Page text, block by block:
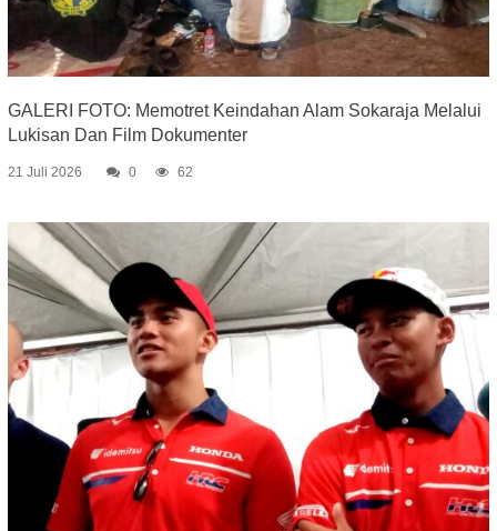
GALERI FOTO: Memotret Keindahan Alam Sokaraja Melalui
Lukisan Dan Film Dokumenter
21 Juli 2026 0 62